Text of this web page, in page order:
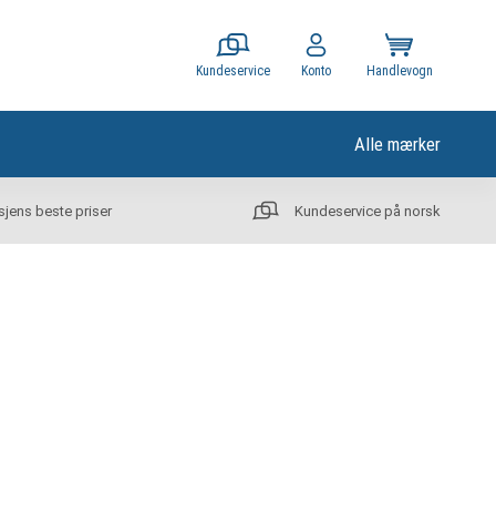
Kundeservice Konto Handlevogn
Alle mærker
beste priser Kundeservice på norsk